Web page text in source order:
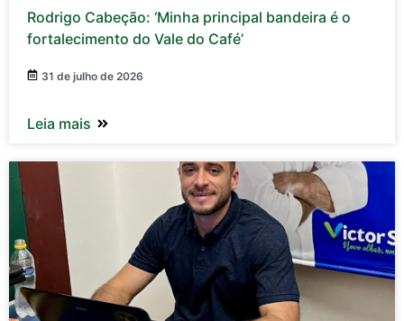
Rodrigo Cabeção: ‘Minha principal bandeira é o
fortalecimento do Vale do Café’
31 de julho de 2026
Leia mais